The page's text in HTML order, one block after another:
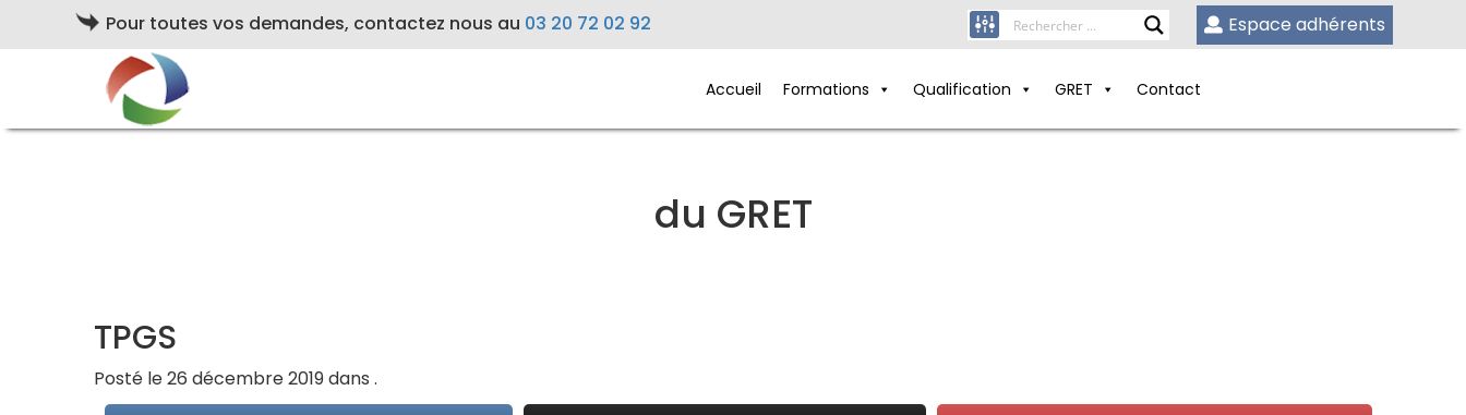
Pour toutes vos demandes, contactez nous au 03 20 72 02 92 Espace adhérents
Accueil Formations Qualification GRET Contact
du GRET
TPGS
Posté le 26 décembre 2019 dans .